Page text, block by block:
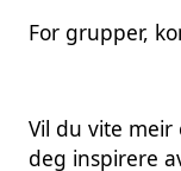
For grupper,
Vil du vite meir
deg inspirere